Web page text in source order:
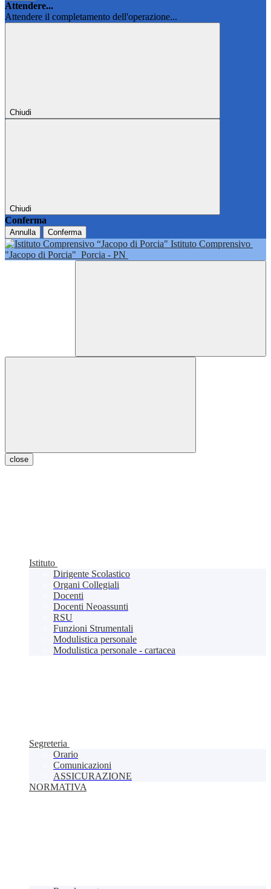
Attendere...
Attendere il completamento dell'operazione...
Chiudi
Chiudi
Conferma
Annulla Conferma
Istituto Comprensivo
"Jacopo di Porcia" Porcia - PN
close
Istituto
Dirigente Scolastico
Organi Collegiali
Docenti
Docenti Neoassunti
RSU
Funzioni Strumentali
Modulistica personale
Modulistica personale - cartacea
Segreteria
Orario
Comunicazioni
ASSICURAZIONE
NORMATIVA